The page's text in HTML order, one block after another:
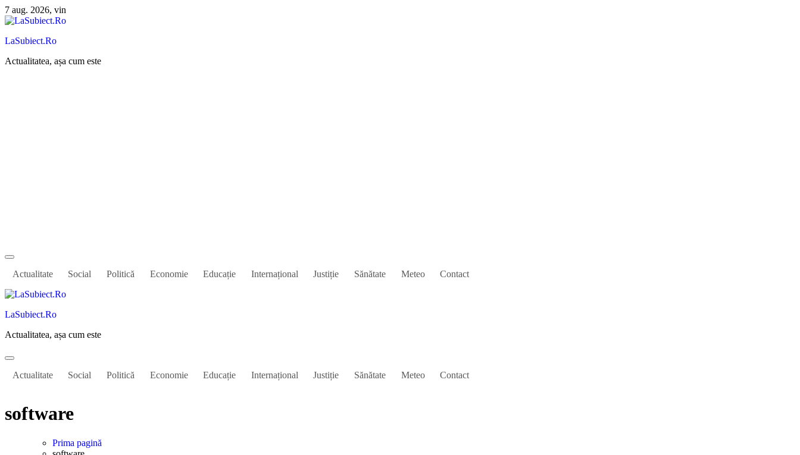
Sari
la
7 aug. 2026, vin
LaSubiect.Ro
Actualitatea, așa cum este
Actualitate Social Politică Economie Educație Internațional Justiție Sănătate Meteo Contact
LaSubiect.Ro
Actualitatea, așa cum este
Actualitate Social Politică Economie Educație Internațional Justiție Sănătate Meteo Contact
software
Prima pagină